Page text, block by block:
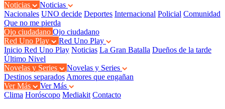
Noticias
Noticias
Nacionales UNO decide Deportes Internacional Policial Comunidad
Que no me pierda
Ojo ciudadano Ojo ciudadano
Red Uno Play
Red Uno Play
Inicio Red Uno Play Noticias La Gran Batalla Dueños de la tarde
Último Nivel
Novelas y Series
Novelas y Series
Destinos separados Amores que engañan
Ver Más
Ver Más
Clima Horóscopo Mediakit Contacto